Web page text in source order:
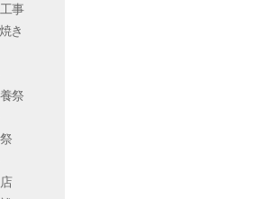
事
き
祭